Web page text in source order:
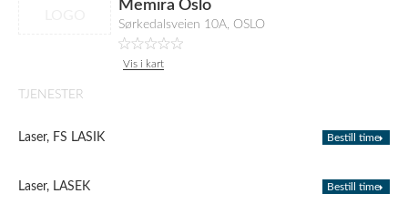
Memira Oslo
Sørkedalsveien 10A, OSLO
Vis i kart
TJENESTER
Laser, FS LASIK Bestill time
Laser, LASEK Bestill time